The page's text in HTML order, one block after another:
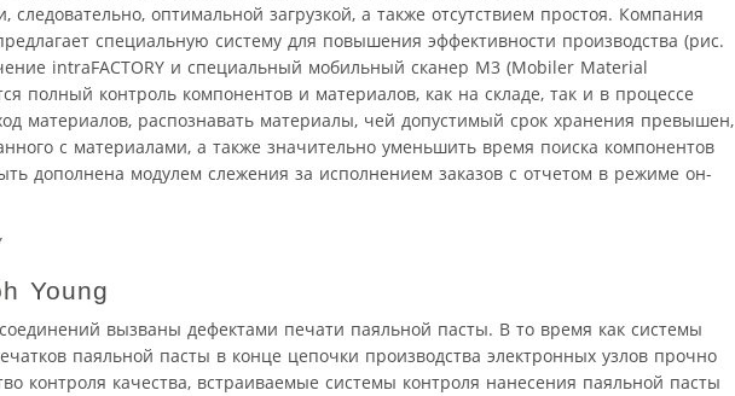
следовательно, оптимальной загрузкой, а также отсутствием простоя. Компания
специальную систему для повышения эффективности производства (рис.
intraFACTORY и специальный мобильный сканер M3 (Mobiler Material
полный контроль компонентов и материалов, как на складе, так и в процессе
материалов, распознавать материалы, чей допустимый срок хранения превышен,
с материалами, а также значительно уменьшить время поиска компонентов
дополнена модулем слежения за исполнением заказов с отчетом в режиме он-
Young
вызваны дефектами печати паяльной пасты. В то время как системы
паяльной пасты в конце цепочки производства электронных узлов прочно
контроля качества, встраиваемые системы контроля нанесения паяльной пасты